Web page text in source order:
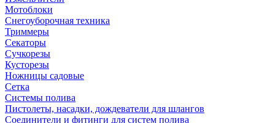
Мотоблоки
Снегоуборочная техника
Триммеры
Секаторы
Сучкорезы
Кусторезы
Ножницы садовые
Сетка
Системы полива
Пистолеты, насадки, дождеватели для шлангов
Соединители и фитинги для систем полива